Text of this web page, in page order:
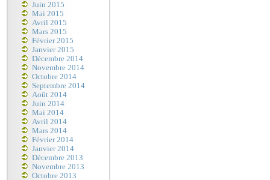
Juin 2015
Mai 2015
Avril 2015
Mars 2015
Février 2015
Janvier 2015
Décembre 2014
Novembre 2014
Octobre 2014
Septembre 2014
Août 2014
Juin 2014
Mai 2014
Avril 2014
Mars 2014
Février 2014
Janvier 2014
Décembre 2013
Novembre 2013
Octobre 2013